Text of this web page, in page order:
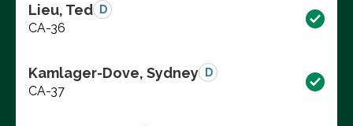
Lieu, Ted D
CA-36
Kamlager-Dove, Sydney D
CA-37